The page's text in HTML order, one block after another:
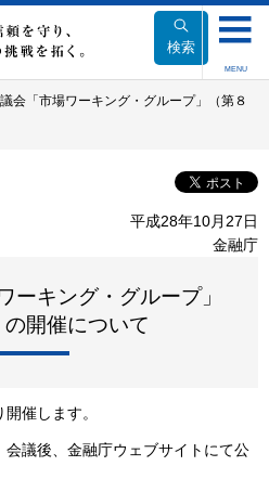
検索
MENU
会「市場ワーキング・グループ」（第８
平成28年10月27日
金融庁
ーキング・グループ」
の開催について
催します。
会議後、金融庁ウェブサイトにて公